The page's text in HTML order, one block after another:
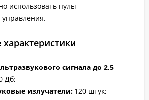
использовать пульт
управления.
сигнала до 2,5
Дб;
излучатели: 120 штук;